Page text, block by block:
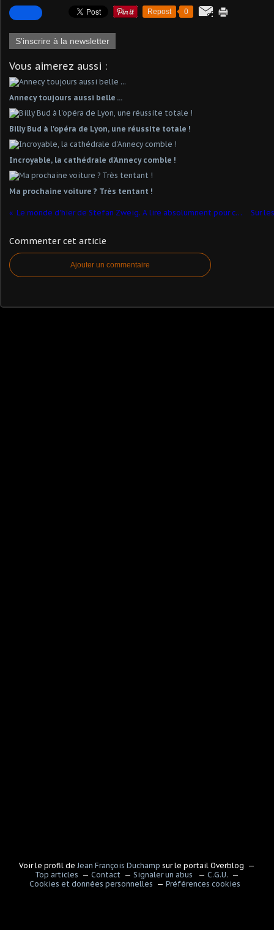
Repost 0
S'inscrire à la newsletter
Vous aimerez aussi :
Annecy toujours aussi belle ...
Billy Bud à l'opéra de Lyon, une réussite totale !
Incroyable, la cathédrale d'Annecy comble !
Ma prochaine voiture ? Très tentant !
Le monde d'hier de Stefan Zweig. A lire absolumnent pour comprendre aujourd'hui.
Commenter cet article
Ajouter un commentaire
Voir le profil de Jean François Duchamp sur le portail Overblog
Top articles
Contact Signaler un abus
C.G.U.
Cookies et données personnelles
Préférences cookies